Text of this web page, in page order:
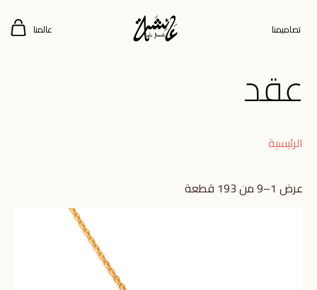
تصاميمنا عالمنا
عقد
الرئيسية
عرض 1–9 من 193 قطعة